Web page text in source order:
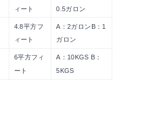
ィート 0.5ガロン
4.8平方フ
ィート
A：2ガロンB：1
ガロン
6平方フィ
ート
A：10KGS B：
5KGS